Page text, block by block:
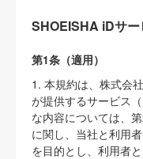
SHOEISHA iDサ
第1条（適用）
1. 本規約は、株式会
が提供するサービス
な内容については、
に関し、当社と利用
を目的とし、利用者